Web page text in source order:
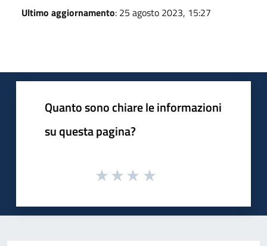
Ultimo aggiornamento: 25 agosto 2023, 15:27
Quanto sono chiare le informazioni
su questa pagina?